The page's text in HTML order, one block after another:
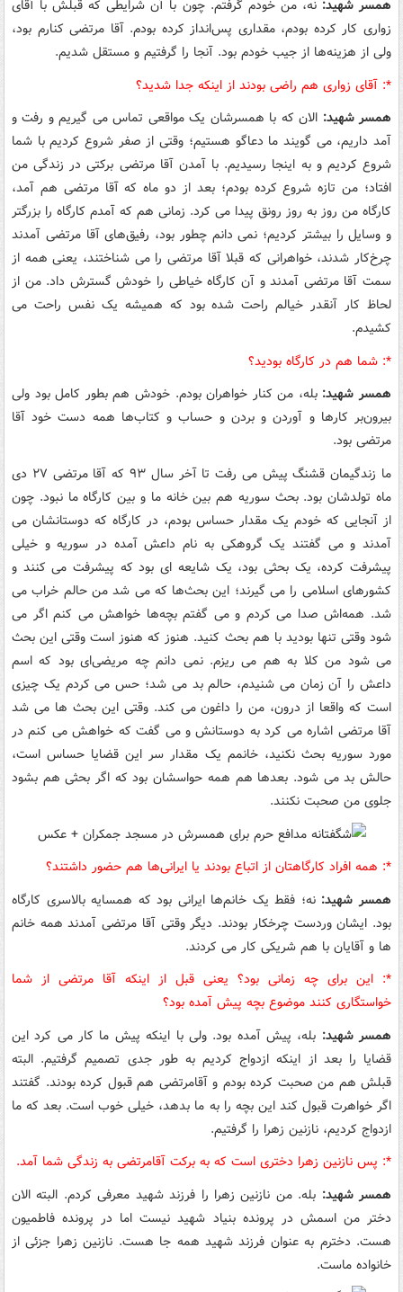
همسر شهید: نه، من خودم گرفتم. چون با آن شرایطی که قبلش با آقای
زواری کار کرده بودم، مقداری پس‌انداز کرده بودم. آقا مرتضی کنارم بود،
ولی از هزینه‌ها از جیب خودم بود. آنجا را گرفتیم و مستقل شدیم.
*:‌ آقای زواری هم راضی بودند از اینکه جدا شدید؟
همسر شهید: الان که با همسرشان یک مواقعی تماس می گیریم و رفت و
آمد داریم، می گویند ما دعاگو هستیم؛ وقتی از صفر شروع کردیم با شما
شروع کردیم و به اینجا رسیدیم. با آمدن آقا مرتضی برکتی در زندگی من
افتاد؛ من تازه شروع کرده بودم؛ بعد از دو ماه که آقا مرتضی هم آمد،
کارگاه من روز به روز رونق پیدا می کرد. زمانی هم که آمدم کارگاه را بزرگتر
و وسایل را بیشتر کردیم؛ نمی دانم چطور بود، رفیق‌های آقا مرتضی آمدند
چرخ‌کار شدند، خواهرانی که قبلا آقا مرتضی را می شناختند، یعنی همه از
سمت آقا مرتضی آمدند و آن کارگاه خیاطی را خودش گسترش داد. من از
لحاظ کار آنقدر خیالم راحت شده بود که همیشه یک نفس راحت می
کشیدم.
*:‌ شما هم در کارگاه بودید؟
همسر شهید: بله، من کنار خواهران بودم. خودش هم بطور کامل بود ولی
بیرون‌بر کارها و آوردن و بردن و حساب و کتاب‌ها همه دست خود آقا
مرتضی بود.
ما زندگیمان قشنگ پیش می رفت تا آخر سال ۹۳ که آقا مرتضی ۲۷ دی
ماه تولدشان بود. بحث سوریه هم بین خانه ما و بین کارگاه ما نبود. چون
از آنجایی که خودم یک مقدار حساس بودم، در کارگاه که دوستانشان می
آمدند و می گفتند یک گروهکی به نام داعش آمده در سوریه و خیلی
پیشرفت کرده، یک بحثی بود، یک شایعه ای بود که پیشرفت می کنند و
کشورهای اسلامی را می گیرند؛ این بحث‌ها که می شد من حالم خراب می
شد. همه‌اش صدا می کردم و می گفتم بچه‌ها خواهش می کنم اگر می
شود وقتی تنها بودید با هم بحث کنید. هنوز که هنوز است وقتی این بحث
می شود من کلا به هم می ریزم. نمی دانم چه مریضی‌ای بود که اسم
داعش را آن زمان می شنیدم، حالم بد می شد؛ حس می کردم یک چیزی
است که واقعا از درون، من را داغون می کند. وقتی این بحث ها می شد
آقا مرتضی اشاره می کرد به دوستانش و می گفت که خواهش می کنم در
مورد سوریه بحث نکنید، خانمم یک مقدار سر این قضایا حساس است،
حالش بد می شود. بعدها هم همه حواسشان بود که اگر بحثی هم بشود
جلوی من صحبت نکنند.
*:‌ همه افراد کارگاهتان از اتباع بودند یا ایرانی‌ها هم حضور داشتند؟
همسر شهید:نه؛ فقط یک خانم‌ها ایرانی بود که همسایه بالاسری کارگاه
بود. ایشان وردست چرخکار بودند. دیگر وقتی آقا مرتضی آمدند همه خانم
ها و آقایان با هم شریکی کار می کردند.
*:‌ این برای چه زمانی بود؟ یعنی قبل از اینکه آقا مرتضی از شما
خواستگاری کنند موضوع بچه پیش آمده بود؟
همسر شهید: بله، پیش آمده بود. ولی با اینکه پیش ما کار می کرد این
قضایا را بعد از اینکه ازدواج کردیم به طور جدی تصمیم گرفتیم. البته
قبلش هم من صحبت کرده بودم و آقامرتضی هم قبول کرده بودند. گفتند
اگر خواهرت قبول کند این بچه را به ما بدهد، خیلی خوب است. بعد که ما
ازدواج کردیم، نازنین زهرا را گرفتیم.
*:‌ پس نازنین زهرا دختری است که به برکت آقامرتضی به زندگی شما آمد.
همسر شهید: بله. من نازنین زهرا را فرزند شهید معرفی کردم. البته الان
دختر من اسمش در پرونده بنیاد شهید نیست اما در پرونده فاطمیون
هست. دخترم به عنوان فرزند شهید همه جا هست. نازنین زهرا جزئی از
خانواده ماست.